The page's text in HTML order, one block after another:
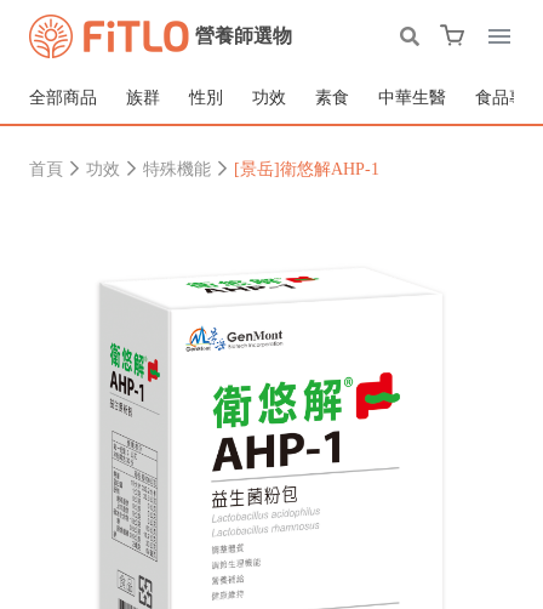
營養師選物
全部商品 族群 性別 功效 素食 中華生醫 食品專區
首頁 功效 特殊機能 [景岳]衛悠解AHP-1